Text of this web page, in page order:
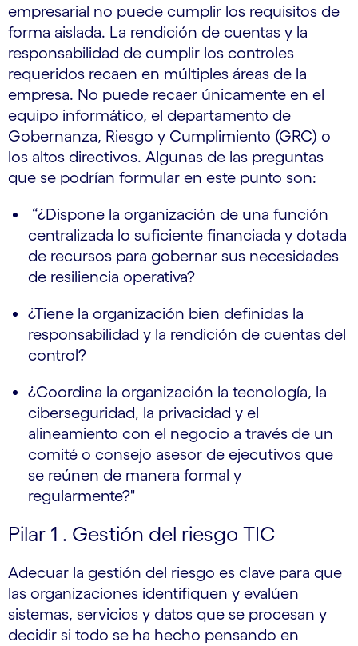
empresarial no puede cumplir los requisitos de
forma aislada. La rendición de cuentas y la
responsabilidad de cumplir los controles
requeridos recaen en múltiples áreas de la
empresa. No puede recaer únicamente en el
equipo informático, el departamento de
Gobernanza, Riesgo y Cumplimiento (GRC) o
los altos directivos. Algunas de las preguntas
que se podrían formular en este punto son:
“¿Dispone la organización de una función
centralizada lo suficiente financiada y dotada
de recursos para gobernar sus necesidades
de resiliencia operativa?
¿Tiene la organización bien definidas la
responsabilidad y la rendición de cuentas del
control?
¿Coordina la organización la tecnología, la
ciberseguridad, la privacidad y el
alineamiento con el negocio a través de un
comité o consejo asesor de ejecutivos que
se reúnen de manera formal y
regularmente?"
Pilar 1 . Gestión del riesgo TIC
Adecuar la gestión del riesgo es clave para que
las organizaciones identifiquen y evalúen
sistemas, servicios y datos que se procesan y
decidir si todo se ha hecho pensando en